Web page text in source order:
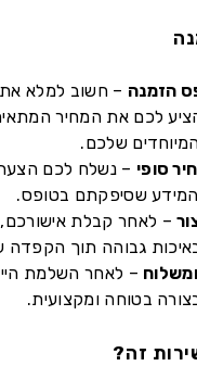
הזמנה – חשוב למלא
לכם את המחיר
שלכם.
סופי – נשלח לכם
שסיפקתם בטופס.
– לאחר קבלת אישורכם,
גבוהה תוך הקפדה
– לאחר השלמת
בטוחה ומקצועית.
זה?